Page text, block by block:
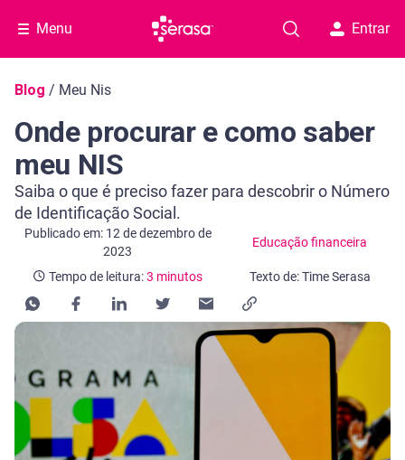
Menu Entrar
Navegação do blog
Blog / Meu Nis
Onde procurar e como saber
meu NIS
Saiba o que é preciso fazer para descobrir o Número
de Identificação Social.
Publicado em: 12 de dezembro de
2023
Educação financeira
Categoria Educação financeira
Tempo de leitura:3 minutos
Tempo de leitura: 3 minutos
Texto de: Time Serasa